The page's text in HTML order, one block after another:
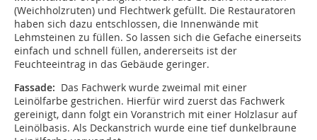
(Weichholzruten) und Flechtwerk gefüllt. Die Restauratoren
haben sich dazu entschlossen, die Innenwände mit
Lehmsteinen zu füllen. So lassen sich die Gefache einerseits
einfach und schnell füllen, andererseits ist der
Feuchteeintrag in das Gebäude geringer.
Fassade: Das Fachwerk wurde zweimal mit einer
Leinölfarbe gestrichen. Hierfür wird zuerst das Fachwerk
gereinigt, dann folgt ein Voranstrich mit einer Holzlasur auf
Leinölbasis. Als Deckanstrich wurde eine tief dunkelbraune